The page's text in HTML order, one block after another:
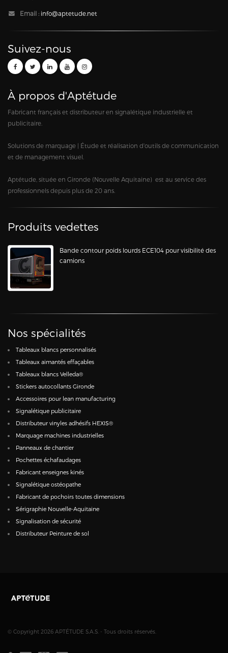
Email : info@aptetude.net
Suivez-nous
À propos d'Aptétude
Fabricant français et distributeur en signalétique industrielle et
publicitaire.
Solutions de marquage | Étude et réalisation d'outils de communication
et de management visuel.
Aptétude, située en Gironde (Nouvelle Aquitaine) est au service des
professionnels depuis plus de 20 ans.
Produits vedettes
Bande contour poids lourds ECE104 pour visibilité des
camions
Nos spécialités
Tableaux blancs personnalisés
Tableaux aimantés effaçables
Tableaux blancs Velleda®
Stickers autocollants Gironde
Accessoires pour lean manufacturing
Signalétique publicitaire
Distributeur vinyles adhésifs HEXIS®
Marquage machines industrielles
Panneaux de chantier
Pochettes échafaudages
Fabricant enseignes kinés
Signalétique ostéopathe
Fabricant de pochoirs toutes dimensions
Sérigraphie Nouvelle-Aquitaine
Signalisation de sécurité
Distributeur Peinture de sol
© Copyright 2026 APTÉTUDE S.A.S. - Tous droits réservés.